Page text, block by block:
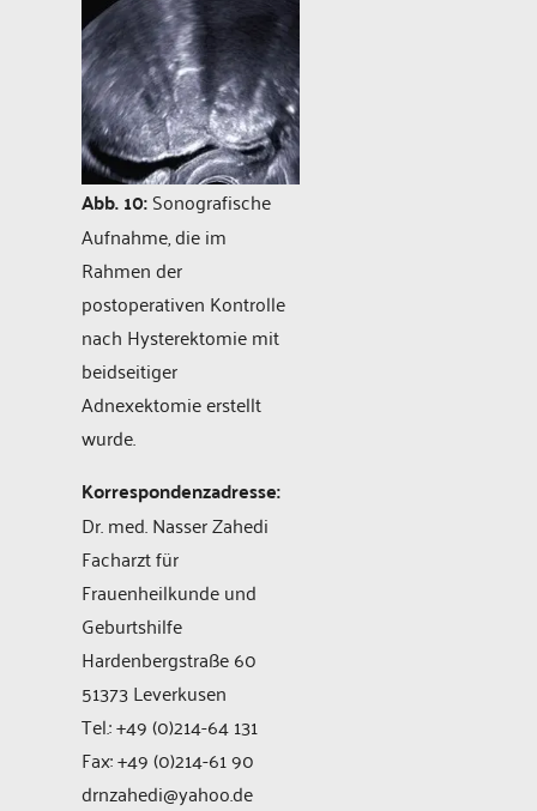
Abb. 10:Sonografische
Aufnahme, die im
Rahmen der
postoperativen Kontrolle
nach Hysterektomie mit
beidseitiger
Adnexektomie erstellt
wurde.
Korrespondenzadresse:
Dr. med. Nasser Zahedi
Facharzt für
Frauenheilkunde und
Geburtshilfe
Hardenbergstraße 60
51373 Leverkusen
Tel.: +49 (0)214-64 131
Fax: +49 (0)214-61 90
drnzahedi@yahoo.de